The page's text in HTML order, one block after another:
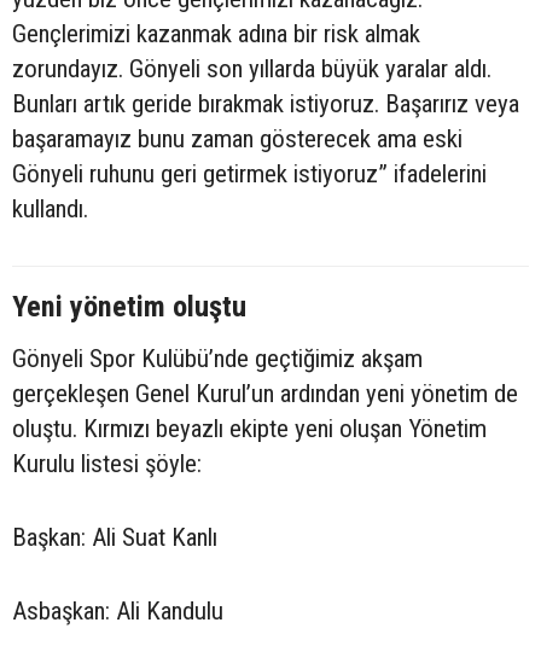
Gençlerimizi kazanmak adına bir risk almak
zorundayız. Gönyeli son yıllarda büyük yaralar aldı.
Bunları artık geride bırakmak istiyoruz. Başarırız veya
başaramayız bunu zaman gösterecek ama eski
Gönyeli ruhunu geri getirmek istiyoruz” ifadelerini
kullandı.
Yeni yönetim oluştu
Gönyeli Spor Kulübü’nde geçtiğimiz akşam
gerçekleşen Genel Kurul’un ardından yeni yönetim de
oluştu. Kırmızı beyazlı ekipte yeni oluşan Yönetim
Kurulu listesi şöyle:
Başkan: Ali Suat Kanlı
Asbaşkan: Ali Kandulu